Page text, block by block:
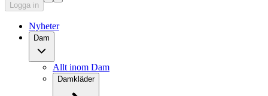
Logga in
Nyheter
Dam
Allt inom Dam
Damkläder